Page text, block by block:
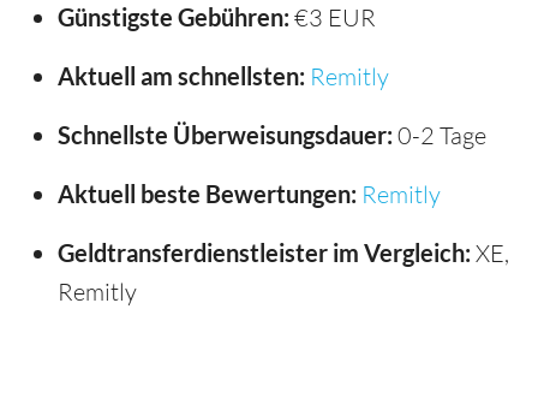
Günstigste Gebühren: €3 EUR
Aktuell am schnellsten: Remitly
Schnellste Überweisungsdauer: 0-2 Tage
Aktuell beste Bewertungen: Remitly
Geldtransferdienstleister im Vergleich: XE,
Remitly